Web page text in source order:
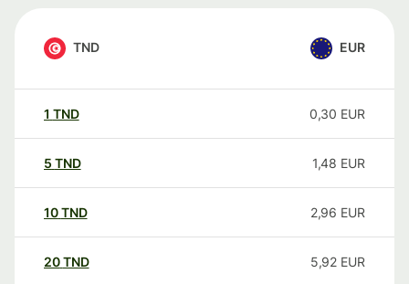
TND EUR
1 TND 0,30 EUR
5 TND 1,48 EUR
10TND 2,96 EUR
20TND 5,92 EUR